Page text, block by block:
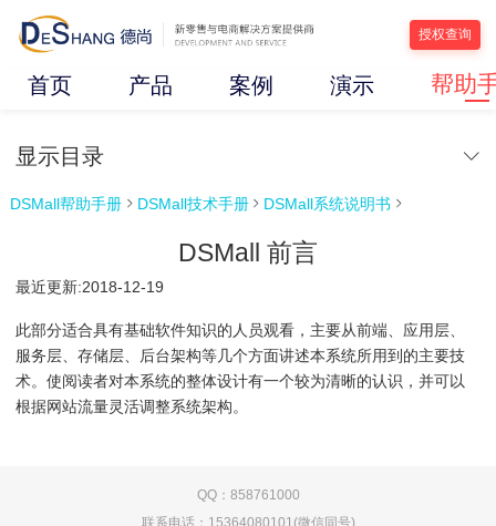
授权查询
首页 产品 案例 演示 帮助
显示目录
DSMall帮助手册  DSMall技术手册  DSMall系统说明书 
DSMall 前言
最近更新:2018-12-19
此部分适合具有基础软件知识的人员观看，主要从前端、应用层、
服务层、存储层、后台架构等几个方面讲述本系统所用到的主要技
术。使阅读者对本系统的整体设计有一个较为清晰的认识，并可以
根据网站流量灵活调整系统架构。
QQ：858761000
联系电话：15364080101(微信同号)